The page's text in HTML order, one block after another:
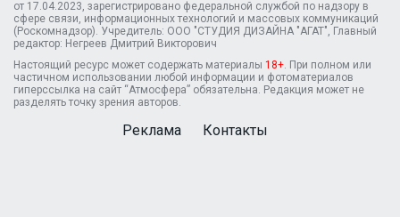
от 17.04.2023, зарегистрировано федеральной службой по надзору в
сфере связи, информационных технологий и массовых коммуникаций
(Роскомнадзор). Учредитель: ООО "СТУДИЯ ДИЗАЙНА "АГАТ", Главный
редактор: Негреев Дмитрий Викторович
Настоящий ресурс может содержать материалы 18+. При полном или
частичном использовании любой информации и фотоматериалов
гиперссылка на сайт “Атмосфера” обязательна. Редакция может не
разделять точку зрения авторов.
Реклама Контакты